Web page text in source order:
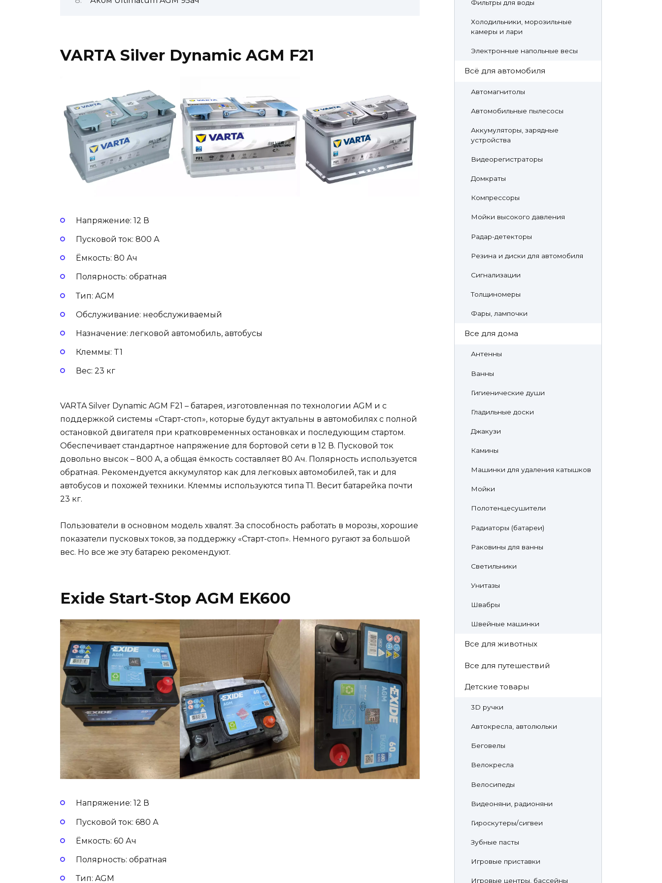
VARTA Silver Dynamic AGM F21
Напряжение: 12 В
Пусковой ток: 800 А
Ёмкость: 80 Ач
Полярность: обратная
Тип: AGM
Обслуживание: необслуживаемый
Назначение: легковой автомобиль, автобусы
Клеммы: T1
Вес: 23 кг
VARTA Silver Dynamic AGM F21 – батарея, изготовленная по технологии AGM и с
поддержкой системы «Старт-стоп», которые будут актуальны в автомобилях с полной
остановкой двигателя при кратковременных остановках и последующим стартом.
Обеспечивает стандартное напряжение для бортовой сети в 12 В. Пусковой ток
довольно высок – 800 А, а общая ёмкость составляет 80 Ач. Полярность используется
обратная. Рекомендуется аккумулятор как для легковых автомобилей, так и для
автобусов и похожей техники. Клеммы используются типа Т1. Весит батарейка почти
23 кг.
Пользователи в основном модель хвалят. За способность работать в морозы, хорошие
показатели пусковых токов, за поддержку «Старт-стоп». Немного ругают за большой
вес. Но все же эту батарею рекомендуют.
Exide Start-Stop AGM EK600
Напряжение: 12 В
Пусковой ток: 680 А
Ёмкость: 60 Ач
Полярность: обратная
Тип: AGM
Фильтры для воды
Холодильники, морозильные
камеры и лари
Электронные напольные весы
Всё для автомобиля
Автомагнитолы
Автомобильные пылесосы
Аккумуляторы, зарядные
устройства
Видеорегистраторы
Домкраты
Компрессоры
Мойки высокого давления
Радар-детекторы
Резина и диски для автомобиля
Сигнализации
Толщиномеры
Фары, лампочки
Все для дома
Антенны
Ванны
Гигиенические души
Гладильные доски
Джакузи
Камины
Машинки для удаления катышков
Мойки
Полотенцесушители
Радиаторы (батареи)
Раковины для ванны
Светильники
Унитазы
Швабры
Швейные машинки
Все для животных
Все для путешествий
Детские товары
3D ручки
Автокресла, автолюльки
Беговелы
Велокресла
Велосипеды
Видеоняни, радионяни
Гироскутеры/сигвеи
Зубные пасты
Игровые приставки
Игровые центры, бассейны